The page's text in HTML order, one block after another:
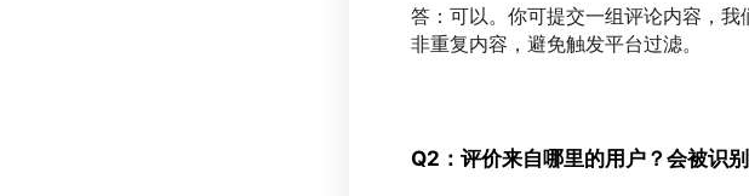
答：可以。你可提交一组评论内容，我
非重复内容，避免触发平台过滤。
Q2：评价来自哪里的用户？会被识别